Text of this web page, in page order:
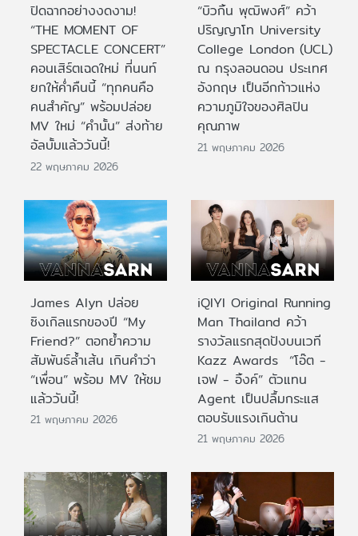
ปิดฉากอย่างงดงาม!
“THE MOMENT OF
SPECTACLE CONCERT”
คอนเสิร์ตเฉดใหม่ ที่นนท์
ยกให้ค่ำคืนนี้ “ทุกคนคือ
คนสำคัญ” พร้อมปล่อย
MV ใหม่ “คำนั้น” ส่งท้าย
อัลบั้มแล้ววันนี้!
22 พฤษภาคม 2026
“บิวกิ้น พุฒิพงศ์” คว้า
ปริญญาโท University
College London (UCL)
ณ กรุงลอนดอน ประเทศ
อังกฤษ เป็นอีกก้าวแห่ง
ความภูมิใจของศิลปิน
คุณภาพ
21 พฤษภาคม 2026
James Alyn ปล่อย
ซิงเกิลแรกของปี “My
Friend?” ตอกย้ำความ
สัมพันธ์ล้ำเส้น เกินคำว่า
“เพื่อน” พร้อม MV ให้ชม
แล้ววันนี้!
21 พฤษภาคม 2026
iQIYI Original Running
Man Thailand คว้า
รางวัลแรกสุดปังบนเวที
Kazz Awards “โอ๊ต -
เจฟ - อิ้งค์” ตัวแทน
Agent เป็นปลื้มกระแส
ตอบรับแรงเกินต้าน
21 พฤษภาคม 2026